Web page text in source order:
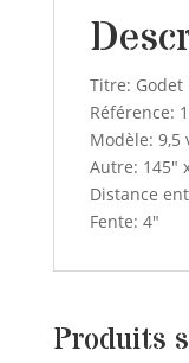
Titre: Godet
Référence:
Modèle: 9,5
Autre: 145″
Distance
Fente: 4″
Produits